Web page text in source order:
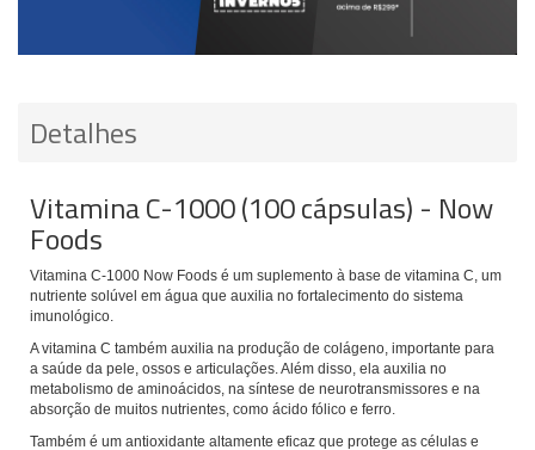
Detalhes
Vitamina C-1000 (100 cápsulas) - Now
Foods
Vitamina C-1000 Now Foods é um suplemento à base de vitamina C, um
nutriente solúvel em água que auxilia no fortalecimento do sistema
imunológico.
A vitamina C também auxilia na produção de colágeno, importante para
a saúde da pele, ossos e articulações. Além disso, ela auxilia no
metabolismo de aminoácidos, na síntese de neurotransmissores e na
absorção de muitos nutrientes, como ácido fólico e ferro.
Também é um antioxidante altamente eficaz que protege as células e